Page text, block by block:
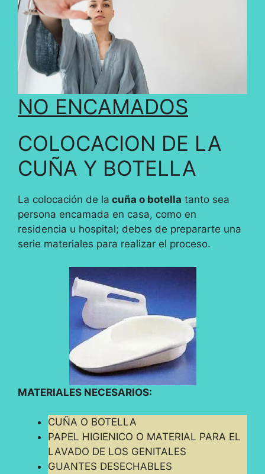
NO ENCAMADOS
COLOCACION DE LA
CUÑA Y BOTELLA
La colocación de la cuña o botella tanto sea
persona encamada en casa, como en
residencia u hospital; debes de prepararte una
serie materiales para realizar el proceso.
MATERIALES NECESARIOS:
CUÑA O BOTELLA
PAPEL HIGIENICO O MATERIAL PARA EL
LAVADO DE LOS GENITALES
GUANTES DESECHABLES